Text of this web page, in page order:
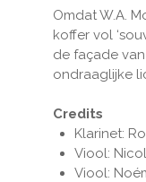
Omdat W.A.
koffer vol
de façade
ondraaglijke
Credits
Klarinet:
Viool:
Viool: